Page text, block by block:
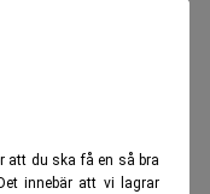
att du ska få en så bra
innebär att vi lagrar